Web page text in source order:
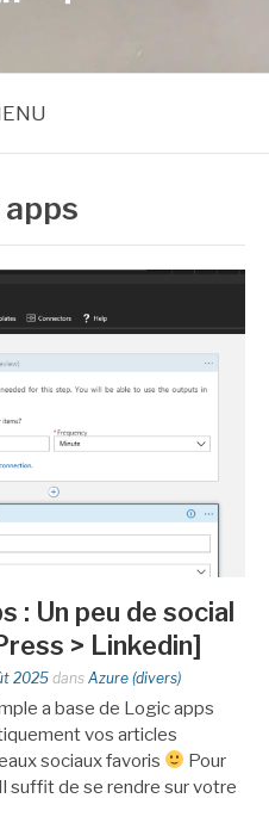
: Un peu de social
> Linkedin]
2025dans Azure (divers)
a base de Logic apps
vos articles
sociaux favoris
Pour
suffit de se rendre sur votre